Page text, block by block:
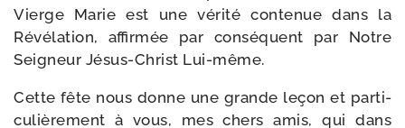
Vierge Marie est une véri­té conte­nue dans la
Révélation, affir­mée par consé­quent par Notre
Seigneur Jésus-​Christ Lui-même.
Cette fête nous donne une grande leçon et par­ti­
cu­liè­re­ment à vous, mes chers amis, qui dans